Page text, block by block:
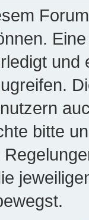
und
bitte